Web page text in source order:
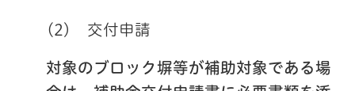
(2) 交付申請
対象のブロック塀等が補助対象である場